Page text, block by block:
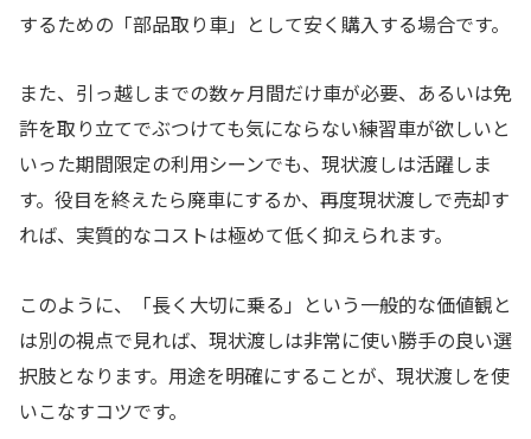
するための「部品取り車」として安く購入する場合です。
また、引っ越しまでの数ヶ月間だけ車が必要、あるいは免
許を取り立てでぶつけても気にならない練習車が欲しいと
いった期間限定の利用シーンでも、現状渡しは活躍しま
す。役目を終えたら廃車にするか、再度現状渡しで売却す
れば、実質的なコストは極めて低く抑えられます。
このように、「長く大切に乗る」という一般的な価値観と
は別の視点で見れば、現状渡しは非常に使い勝手の良い選
択肢となります。用途を明確にすることが、現状渡しを使
いこなすコツです。